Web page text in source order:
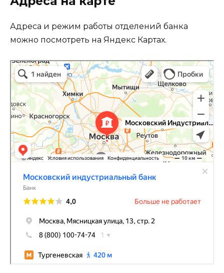
Адреса и режим работы отделений банка
можно посмотреть на Яндекс Картах.